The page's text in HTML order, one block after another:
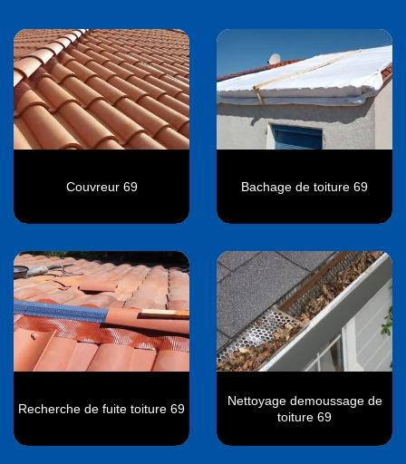
Couvreur 69 Bachage de toiture 69
Recherche de fuite toiture 69
Nettoyage demoussage de
toiture 69